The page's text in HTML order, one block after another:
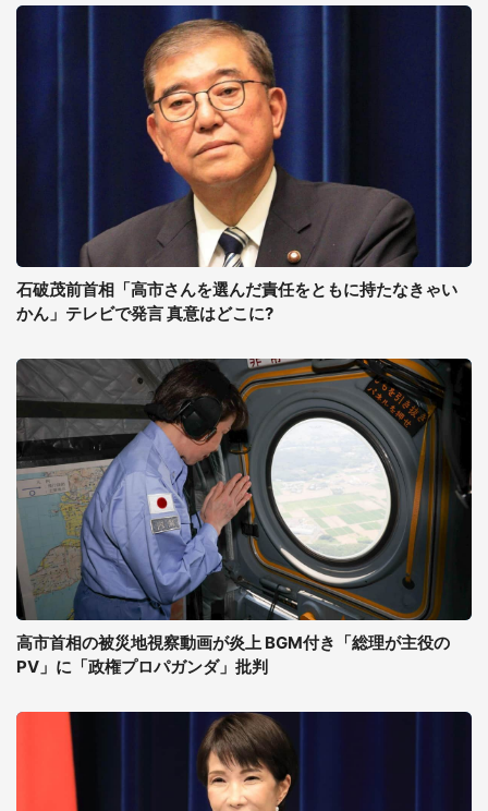
石破茂前首相「高市さんを選んだ責任をともに持たなきゃい
かん」テレビで発言 真意はどこに?
高市首相の被災地視察動画が炎上 BGM付き「総理が主役の
PV」に「政権プロパガンダ」批判